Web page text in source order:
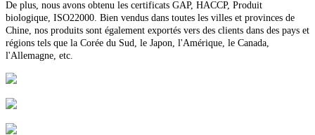
De plus, nous avons obtenu les certificats GAP, HACCP, Produit
biologique, ISO22000. Bien vendus dans toutes les villes et provinces de
Chine, nos produits sont également exportés vers des clients dans des pays et
régions tels que la Corée du Sud, le Japon, l'Amérique, le Canada,
l'Allemagne, etc.